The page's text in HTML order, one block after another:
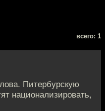
всего: 1
Питербурскую
национализировать,